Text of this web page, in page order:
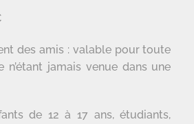
des amis : valable pour toute
n’étant jamais venue dans une
de 12 à 17 ans, étudiants,